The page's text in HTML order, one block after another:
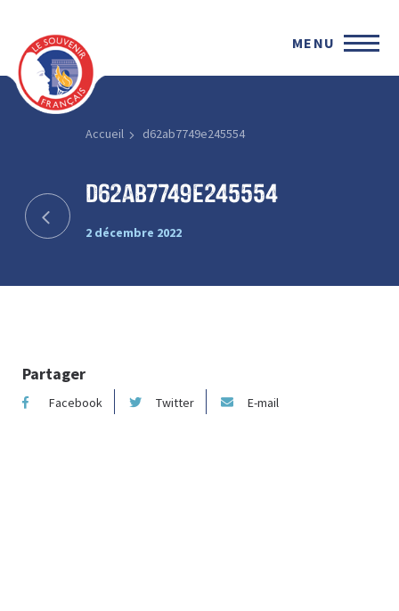
MENU
Accueil d62ab7749e245554
d62ab7749e245554
2 décembre 2022
Partager
Facebook Twitter E-mail